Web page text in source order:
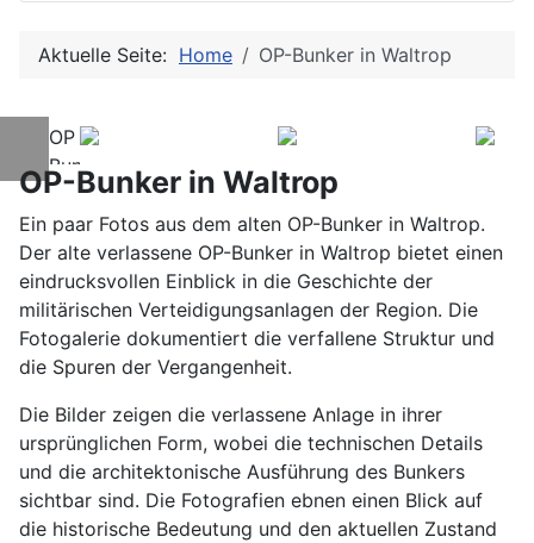
Aktuelle Seite: Home OP-Bunker in Waltrop
OP
Bunker
Waltrop
OP-Bunker in Waltrop
Ein paar Fotos aus dem alten OP-Bunker in Waltrop.
Der alte verlassene OP-Bunker in Waltrop bietet einen
eindrucksvollen Einblick in die Geschichte der
militärischen Verteidigungsanlagen der Region. Die
Fotogalerie dokumentiert die verfallene Struktur und
die Spuren der Vergangenheit.
Die Bilder zeigen die verlassene Anlage in ihrer
ursprünglichen Form, wobei die technischen Details
und die architektonische Ausführung des Bunkers
sichtbar sind. Die Fotografien ebnen einen Blick auf
die historische Bedeutung und den aktuellen Zustand